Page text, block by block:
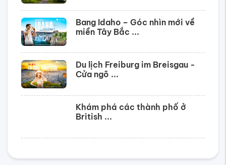
Bang Idaho – Góc nhìn mới về
miền Tây Bắc ...
Du lịch Freiburg im Breisgau -
Cửa ngõ ...
Khám phá các thành phố ở
British ...